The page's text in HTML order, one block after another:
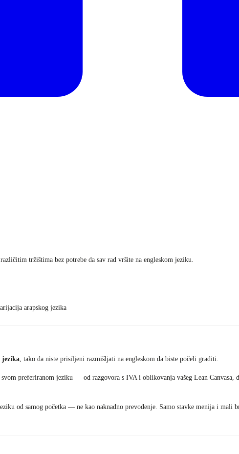
tržištima bez potrebe da sav rad vršite na engleskom jeziku.
arapskog jezika
jezika , tako da niste prisiljeni razmišljati na engleskom da biste počeli graditi.
preferiranom jeziku — od razgovora s IVA i oblikovanja vašeg Lean
od samog početka — ne kao naknadno prevođenje. Samo stavke menija i